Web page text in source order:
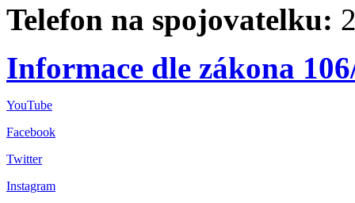
Telefon na spojovatelku:
Informace dle zákona
YouTube
Facebook
Twitter
Instagram